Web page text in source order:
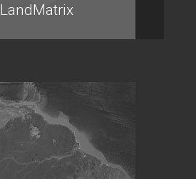
LandMatrix